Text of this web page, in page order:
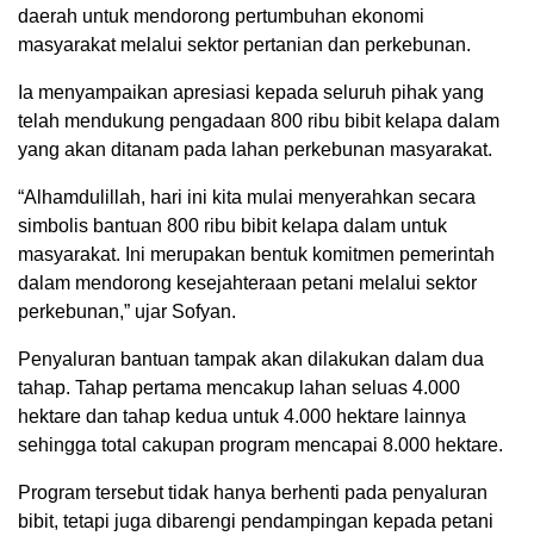
daerah untuk mendorong pertumbuhan ekonomi
masyarakat melalui sektor pertanian dan perkebunan.
Ia menyampaikan apresiasi kepada seluruh pihak yang
telah mendukung pengadaan 800 ribu bibit kelapa dalam
yang akan ditanam pada lahan perkebunan masyarakat.
“Alhamdulillah, hari ini kita mulai menyerahkan secara
simbolis bantuan 800 ribu bibit kelapa dalam untuk
masyarakat. Ini merupakan bentuk komitmen pemerintah
dalam mendorong kesejahteraan petani melalui sektor
perkebunan,” ujar Sofyan.
Penyaluran bantuan tampak akan dilakukan dalam dua
tahap. Tahap pertama mencakup lahan seluas 4.000
hektare dan tahap kedua untuk 4.000 hektare lainnya
sehingga total cakupan program mencapai 8.000 hektare.
Program tersebut tidak hanya berhenti pada penyaluran
bibit, tetapi juga dibarengi pendampingan kepada petani